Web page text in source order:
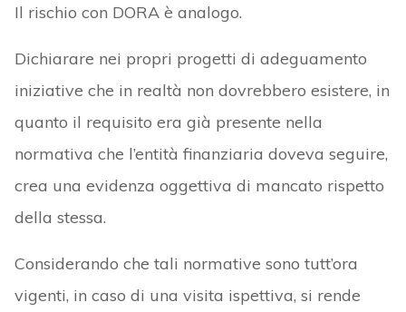
Il rischio con DORA è analogo.
Dichiarare nei propri progetti di adeguamento
iniziative che in realtà non dovrebbero esistere, in
quanto il requisito era già presente nella
normativa che l’entità finanziaria doveva seguire,
crea una evidenza oggettiva di mancato rispetto
della stessa.
Considerando che tali normative sono tutt’ora
vigenti, in caso di una visita ispettiva, si rende